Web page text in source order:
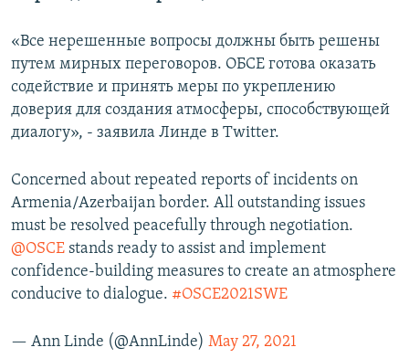
«Все нерешенные вопросы должны быть решены
путем мирных переговоров. ОБСЕ готова оказать
содействие и принять меры по укреплению
доверия для создания атмосферы, способствующей
диалогу», - заявила Линде в Twitter.
Concerned about repeated reports of incidents on
Armenia/Azerbaijan border. All outstanding issues
must be resolved peacefully through negotiation.
@OSCE stands ready to assist and implement
confidence-building measures to create an atmosphere
conducive to dialogue. #OSCE2021SWE
— Ann Linde (@AnnLinde) May 27, 2021